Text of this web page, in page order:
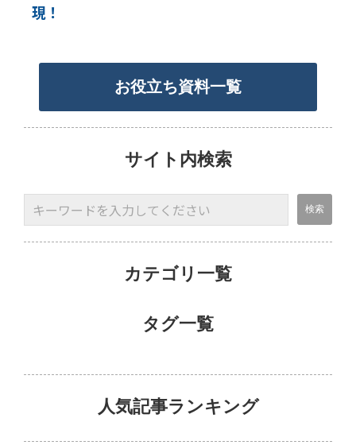
現！
お役立ち資料一覧
サイト内検索
カテゴリ一覧
タグ一覧
人気記事ランキング